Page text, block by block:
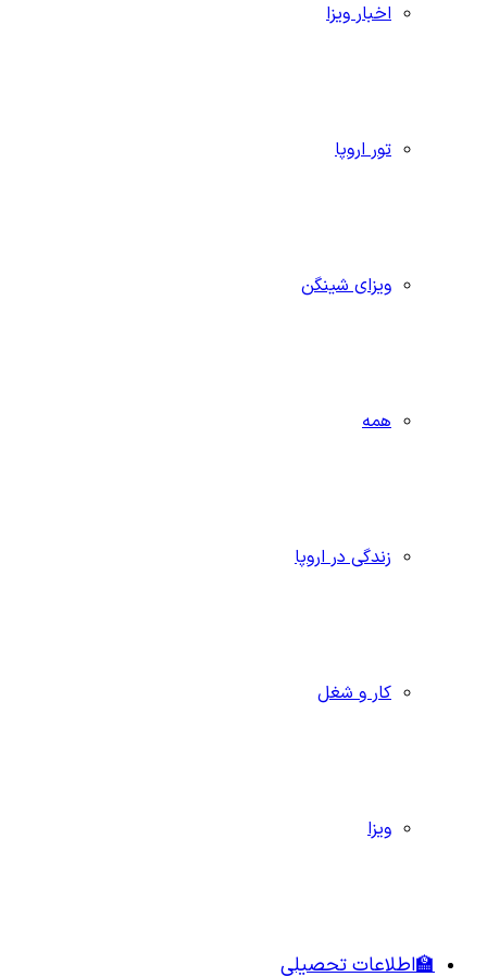
اخبار ویزا
تور اروپا
ویزای شینگن
همه
زندگی در اروپا
کار و شغل
ویزا
🏫اطلاعات تحصیلی